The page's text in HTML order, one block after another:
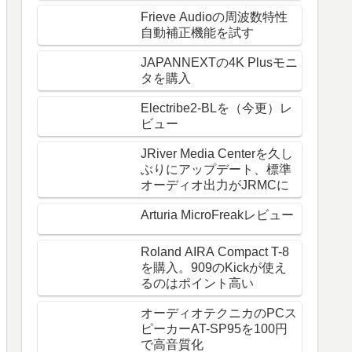
Frieve Audioの周波数特性
自動補正機能を試す
JAPANNEXTの4K Plusモニ
タを購入
Electribe2-BLを（今更）レ
ビュー
JRiver Media Centerを久し
ぶりにアップデート、標準
オーディオ出力がJRMCに
Arturia MicroFreakレビュー
Roland AIRA Compact T-8
を購入。909のKickが使え
るのはポイント高い
オーディオテクニカのPCス
ピーカーAT-SP95を100円
で高音質化